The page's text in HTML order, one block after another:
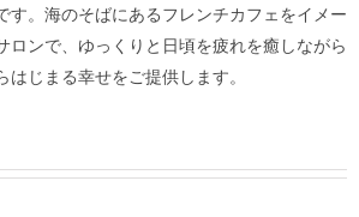
す。海のそばにあるフレンチカフェをイメー
ロンで、ゆっくりと日頃を疲れを癒しながら
はじまる幸せをご提供します。